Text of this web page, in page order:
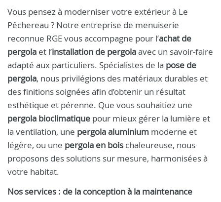
Vous pensez à moderniser votre extérieur à Le
Pêchereau ? Notre entreprise de menuiserie
reconnue RGE vous accompagne pour l’achat de
pergola et l’installation de pergolaavec un savoir‑faire
adapté aux particuliers. Spécialistes de la pose de
pergola, nous privilégions des matériaux durables et
des finitions soignées afin d’obtenir un résultat
esthétique et pérenne. Que vous souhaitiez une
pergola bioclimatique pour mieux gérer la lumière et
la ventilation, une pergola aluminium moderne et
légère, ou une pergola en bois chaleureuse, nous
proposons des solutions sur mesure, harmonisées à
votre habitat.
Nos services : de la conception à la maintenance